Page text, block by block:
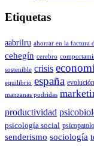
Etiquetas
aabrilru ahorrar en la factura
cehegín cerebro
sostenible crisis
equilibrio españa evolución
manzanas podridas
productividad
psicología social
senderismo sociología